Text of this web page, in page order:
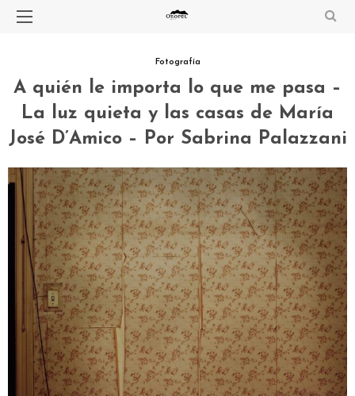
Fotografía
A quién le importa lo que me pasa –
La luz quieta y las casas de María
José D’Amico – Por Sabrina Palazzani